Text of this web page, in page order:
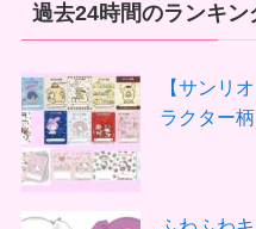
過去24時間のランキン
【サンリ
ラクター柄